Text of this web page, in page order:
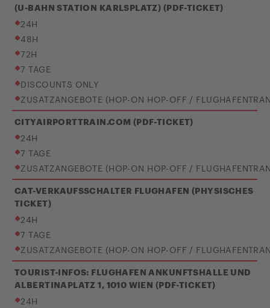
(U-BAHN STATION KARLSPLATZ) (PDF-TICKET)
24H
48H
72H
7 TAGE
DISCOUNTS ONLY
ZUSATZANGEBOTE (HOP-ON HOP-OFF /
CITYAIRPORTTRAIN.COM (PDF-TICKET)
24H
7 TAGE
ZUSATZANGEBOTE (HOP-ON HOP-OFF /
CAT-VERKAUFSSCHALTER FLUGHAFEN (PHYSISCHES
TICKET)
24H
7 TAGE
ZUSATZANGEBOTE (HOP-ON HOP-OFF /
TOURIST-INFOS: FLUGHAFEN ANKUNFTSHALLE UND
ALBERTINAPLATZ 1, 1010 WIEN (PDF-TICKET)
24H